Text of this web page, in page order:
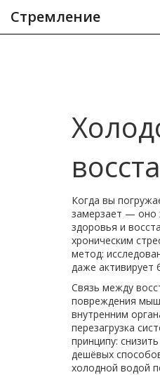
Стремление
Когда вы
замерзает — оно
здоровья и
хроническим
метод:
даже активирует
Связь между
повреждения
внутренним
перезагрузка
принципу:
дешёвых
холодной водой